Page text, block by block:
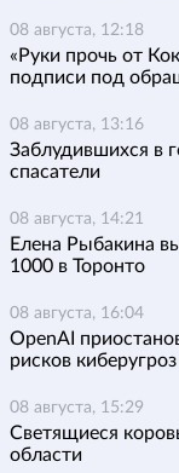
08 августа, 12:18
«Руки прочь от
подписи под
08 августа, 13:16
Заблудившихся в
спасатели
08 августа, 14:21
Елена Рыбакина
1000 в Торонто
08 августа, 16:04
OpenAI
рисков киберугроз
08 августа, 15:29
Светящиеся
области